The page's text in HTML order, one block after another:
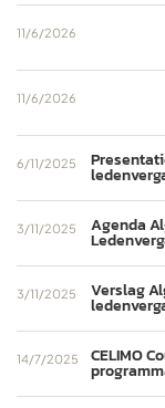
11/6/2026
11/6/2026
6/11/2025
3/11/2025 Agenda
3/11/2025 Verslag
14/7/2025 CELIMO